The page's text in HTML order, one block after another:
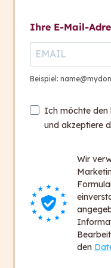
Kriterien und
Übersetzung eines
7. Hausübung
Session 8, 18./
November 2025
Kontakt
+ 43 316 393 449
Headquarter
Heinrichstraße 145
Newsletter
Bleiben Sie auf
Zum
Ihre E-Mail-
Beispiel:
Ich möchte den
und akzeptiere
Wir
den